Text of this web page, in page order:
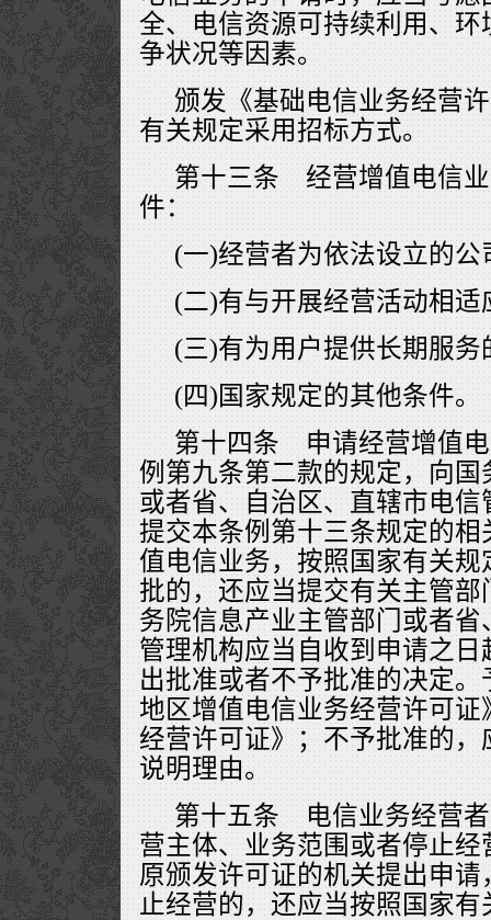
全、电信资源可持续利用、
争状况等因素。
颁发《基础电信业务经营
有关规定采用招标方式。
第十三条 经营增值电信
件：
(一)经营者为依法设立的公
(二)有与开展经营活动相
(三)有为用户提供长期服
(四)国家规定的其他条件。
第十四条 申请经营增值
例第九条第二款的规定，向
或者省、自治区、直辖市电
提交本条例第十三条规定的
值电信业务，按照国家有关
批的，还应当提交有关主管
务院信息产业主管部门或者
管理机构应当自收到申请之
出批准或者不予批准的决定
地区增值电信业务经营许可
经营许可证》；不予批准的
说明理由。
第十五条 电信业务经营
营主体、业务范围或者停止
原颁发许可证的机关提出申
止经营的，还应当按照国家